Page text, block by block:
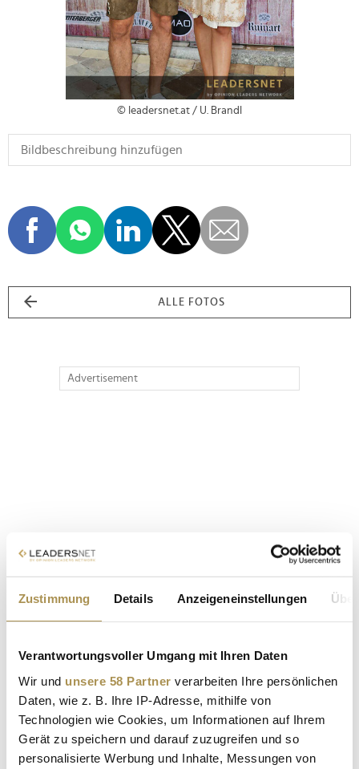
Zustimmung Details Anzeigeneinstellungen
Verantwortungsvoller Umgang mit Ihren Daten
Wir und unsere 58 Partner verarbeiten Ihre persönlichen
Daten, wie z. B. Ihre IP-Adresse, mithilfe von
Technologien wie Cookies, um Informationen auf Ihrem
Gerät zu speichern und darauf zuzugreifen und so
personalisierte Werbung und Inhalte, Messungen von
© leadersnet.at / U. Brandl
ALLE FOTOS
Advertisement